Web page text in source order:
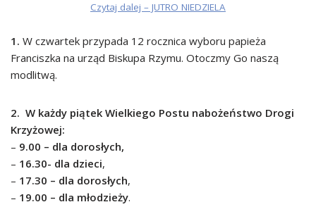
Czytaj dalej – JUTRO NIEDZIELA
1. W czwartek przypada 12 rocznica wyboru papieża
Franciszka na urząd Biskupa Rzymu. Otoczmy Go naszą
modlitwą.
2. W każdy piątek Wielkiego Postu nabożeństwo Drogi
Krzyżowej:
– 9.00 – dla dorosłych,
– 16.30- dla dzieci,
– 17.30 – dla dorosłych,
– 19.00 – dla młodzieży.